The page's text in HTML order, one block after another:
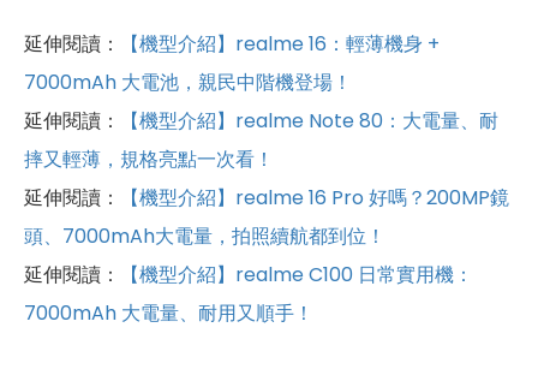
延伸閱讀：
【機型介紹】realme 16：輕薄機身 +
7000mAh 大電池，親民中階機登場！
延伸閱讀：
【機型介紹】realme Note 80：大電量、耐
摔又輕薄，規格亮點一次看！
延伸閱讀：
【機型介紹】realme 16 Pro 好嗎？200MP鏡
頭、7000mAh大電量，拍照續航都到位！
延伸閱讀：
【機型介紹】realme C100 日常實用機：
7000mAh 大電量、耐用又順手！